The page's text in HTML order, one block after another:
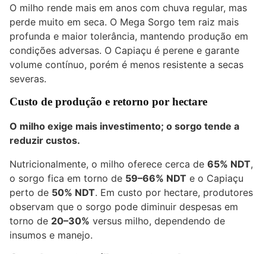
O milho rende mais em anos com chuva regular, mas
perde muito em seca. O Mega Sorgo tem raiz mais
profunda e maior tolerância, mantendo produção em
condições adversas. O Capiaçu é perene e garante
volume contínuo, porém é menos resistente a secas
severas.
Custo de produção e retorno por hectare
O milho exige mais investimento; o sorgo tende a
reduzir custos.
Nutricionalmente, o milho oferece cerca de 65% NDT,
o sorgo fica em torno de 59–66% NDT e o Capiaçu
perto de 50% NDT. Em custo por hectare, produtores
observam que o sorgo pode diminuir despesas em
torno de 20–30% versus milho, dependendo de
insumos e manejo.